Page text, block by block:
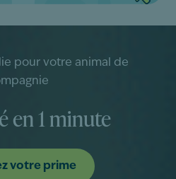
pour votre animal de
en 1 minute
votre prime